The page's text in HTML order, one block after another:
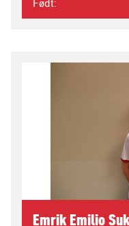
Født
Emrik Emilio